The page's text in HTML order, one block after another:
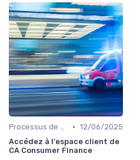
Processus de demande • 12/06/2025
Accédez à l'espace client de
CA Consumer Finance